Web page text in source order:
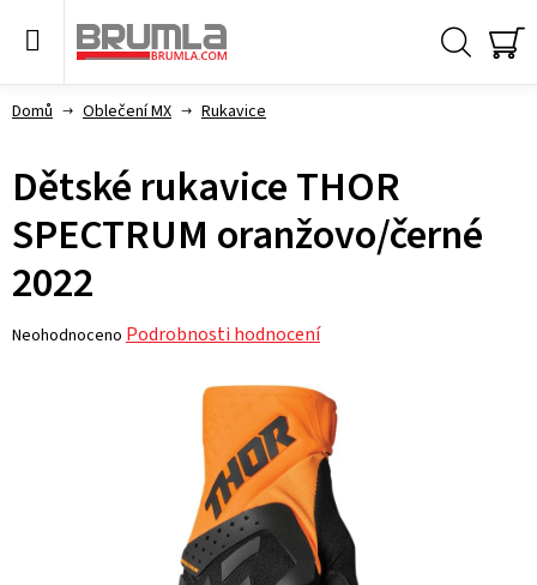
Domů Oblečení MX Rukavice
Dětské rukavice THOR
SPECTRUM oranžovo/černé
2022
Průměrné
Neohodnoceno Podrobnosti hodnocení